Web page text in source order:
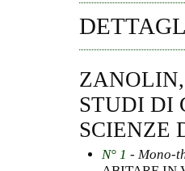
STUDI DI
SCIENZE
N° 1 - Mono-